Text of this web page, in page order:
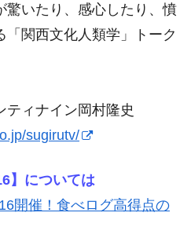
驚いたり、感心したり、憤
関西文化人類学」トーク
ティナイン岡村隆史
sugirutv/
】については
開催！食べログ高得点の